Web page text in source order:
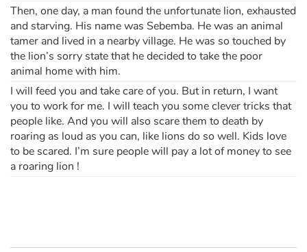
Then, one day, a man found the unfortunate lion, exhausted
and starving. His name was Sebemba. He was an animal
tamer and lived in a nearby village. He was so touched by
the lion’s sorry state that he decided to take the poor
animal home with him.
I will feed you and take care of you. But in return, I want
you to work for me. I will teach you some clever tricks that
people like. And you will also scare them to death by
roaring as loud as you can, like lions do so well. Kids love
to be scared. I’m sure people will pay a lot of money to see
a roaring lion !